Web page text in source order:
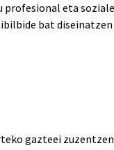
eta
bat diseinatzen
gazteei zuzentzen